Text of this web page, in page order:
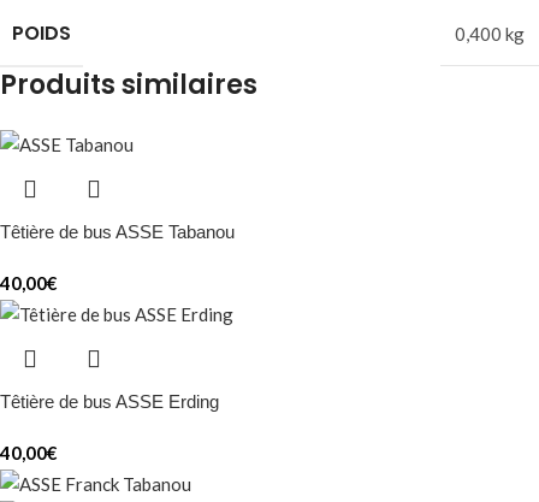
POIDS 0,400 kg
Produits similaires
Têtière de bus ASSE Tabanou
40,00€
Têtière de bus ASSE Erding
40,00€